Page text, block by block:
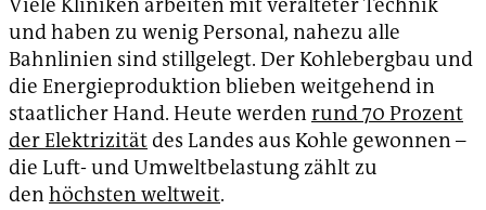
und haben zu wenig Personal, nahezu alle
Bahnlinien sind stillgelegt. Der Kohlebergbau und
die Energieproduktion blieben weitgehend in
staatlicher Hand. Heute werdenrund 70 Prozent
der Elektrizität des Landes aus Kohle gewonnen –
die Luft- und Umweltbelastung zählt zu
denhöchsten weltweit.